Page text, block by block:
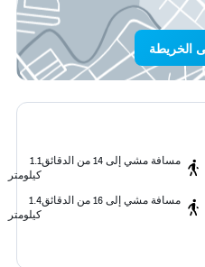
الخريطة
مسافة مشي إلى 14 من الدقائق
1.1
كيلومتر
مسافة مشي إلى 16 من الدقائق
1.4
كيلومتر